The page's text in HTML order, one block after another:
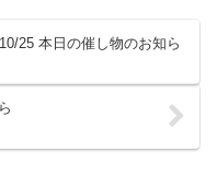
25 本日の催し物のお知ら